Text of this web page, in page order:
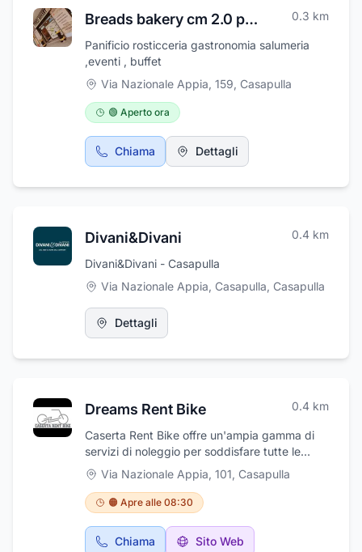
Breads bakery cm 2.0 panificio rosticceria gastronomia 0.3 km
Panificio rosticceria gastronomia salumeria
,eventi , buffet
Via Nazionale Appia, 159, Casapulla
🟢 Aperto ora
Chiama Dettagli
Divani&Divani 0.4 km
Divani&Divani - Casapulla
Via Nazionale Appia, Casapulla, Casapulla
Dettagli
Dreams Rent Bike 0.4 km
Caserta Rent Bike offre un'ampia gamma di
servizi di noleggio per soddisfare tutte le
esigenze ciclistiche. Disponiamo di bici
elettriche, bici muscolari, bici da passeggio,
mountain bike (MTB), E-MTB, gravel bike e
bici da corsa, garantendo una soluzione
adatta per ogni tipo di percorso e
preferenza.Oltre al noleggio, offriamo un
Via Nazionale Appia, 101, Casapulla
🟠 Apre alle 08:30
Chiama Sito Web